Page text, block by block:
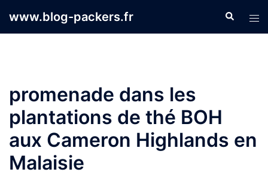
www.blog-packers.fr
le
promenade dans les
plantations de thé BOH
aux Cameron Highlands en
Malaisie